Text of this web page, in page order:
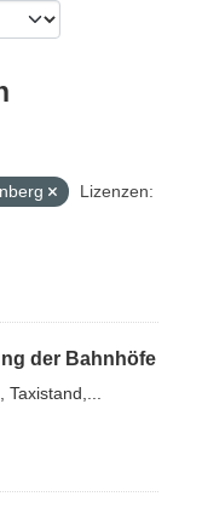
Lizenzen:
der Bahnhöfe